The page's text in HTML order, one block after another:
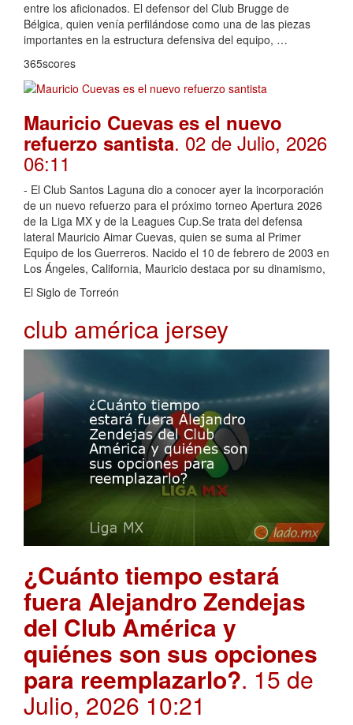
entre los aficionados. El defensor del Club Brugge de
Bélgica, quien venía perfilándose como una de las piezas
importantes en la estructura defensiva del equipo, …
365scores
Mauricio Cuevas es el nuevo
refuerzo santista. 02 de Julio, 2026
06:11
- El Club Santos Laguna dio a conocer ayer la incorporación
de un nuevo refuerzo para el próximo torneo Apertura 2026
de la Liga MX y de la Leagues Cup.Se trata del defensa
lateral Mauricio Aimar Cuevas, quien se suma al Primer
Equipo de los Guerreros. Nacido el 10 de febrero de 2003 en
Los Ángeles, California, Mauricio destaca por su dinamismo,
El Siglo de Torreón
club américa jersey
¿Cuánto tiempo estará
fuera Alejandro Zendejas
del Club América y
quiénes son sus opciones
para reemplazarlo?. 15 de
Julio, 2026 10:21